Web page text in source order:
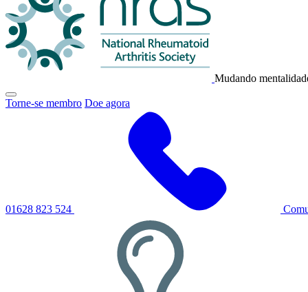
Mudando
Clique
para
Torne-se membro Doe agora
01628 823 524